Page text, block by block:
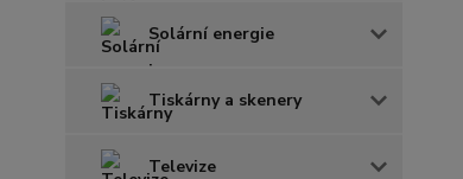
Solární energie
Tiskárny a skenery
Televize